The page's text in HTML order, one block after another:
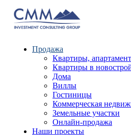
Продажа
Квартиры,
Квартиры в
Дома
Виллы
Гостиницы
Коммерческая
Земельные участки
Онлайн-продажа
Наши проекты